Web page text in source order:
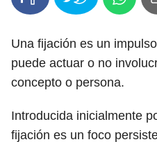
Una fijación es un
puede actuar o no
concepto o persona.
Introducida inicialmente
fijación es un foco